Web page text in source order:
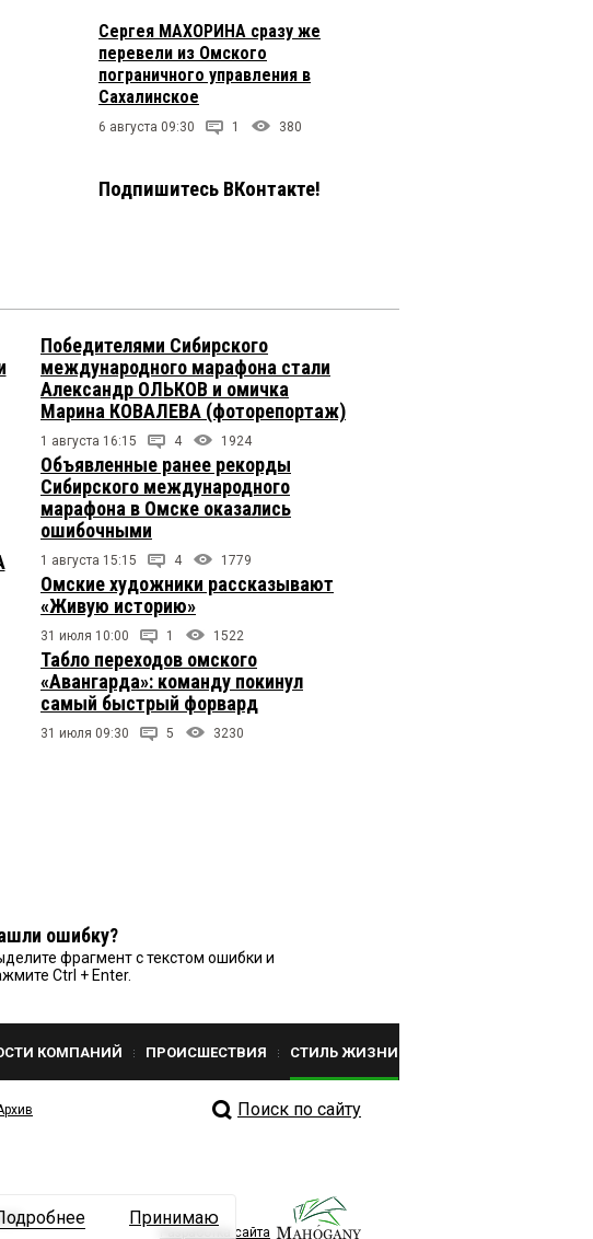
Сергея МАХОРИНА сразу же
перевели из Омского
пограничного управления в
Сахалинское
6 августа 09:30 1 380
Подпишитесь ВКонтакте!
Победителями Сибирского
международного марафона стали
Александр ОЛЬКОВ и омичка
Марина КОВАЛЕВА (фоторепортаж)
1 августа 16:15 4 1924
Объявленные ранее рекорды
Сибирского международного
марафона в Омске оказались
ошибочными
1 августа 15:15 4 1779
Омские художники рассказывают
«Живую историю»
31 июля 10:00 1 1522
Табло переходов омского
«Авангарда»: команду покинул
самый быстрый форвард
31 июля 09:30 5 3230
ошибку?
фрагмент с текстом ошибки и
Ctrl + Enter.
КОМПАНИЙ ПРОИСШЕСТВИЯ СТИЛЬ ЖИЗНИ
Поиск по сайту
Разработка сайта
Принимаю